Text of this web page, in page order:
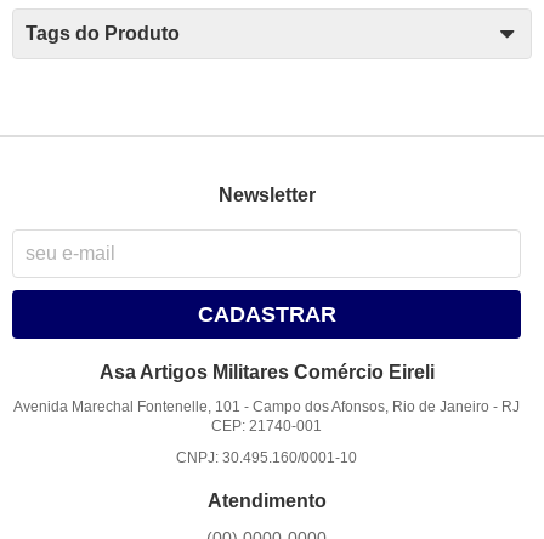
Tags do Produto
Newsletter
CADASTRAR
Asa Artigos Militares Comércio Eireli
Avenida Marechal Fontenelle, 101 -Campo dos Afonsos, Rio de Janeiro - RJ
CEP: 21740-001
CNPJ: 30.495.160/0001-10
Atendimento